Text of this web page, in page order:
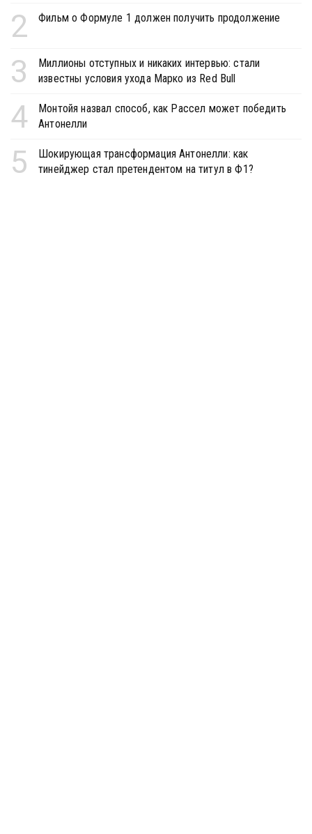
2 Фильм о Формуле 1 должен получить продолжение
3
Миллионы отступных и никаких интервью: стали
известны условия ухода Марко из Red Bull
4
Монтойя назвал способ, как Рассел может победить
Антонелли
5
Шокирующая трансформация Антонелли: как
тинейджер стал претендентом на титул в Ф1?